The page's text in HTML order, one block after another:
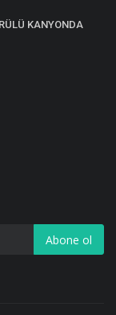
KANYONDA
Abone ol